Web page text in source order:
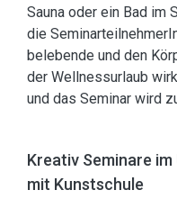
Sauna oder ein Bad im
die
belebende und den
der Wellnessurlaub
und das Seminar wird
Kreativ Seminare im
mit Kunstschule